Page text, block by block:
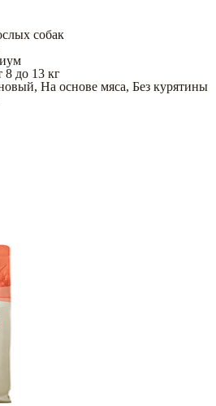
собак
8 до 13 кг
, На основе мяса, Без курятины